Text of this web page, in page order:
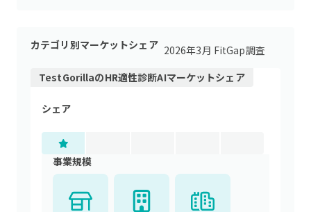
カテゴリ別マーケットシェア 2026年3月 FitGap調査
TestGorillaのHR適性診断AIマーケットシェア
シェア
事業規模